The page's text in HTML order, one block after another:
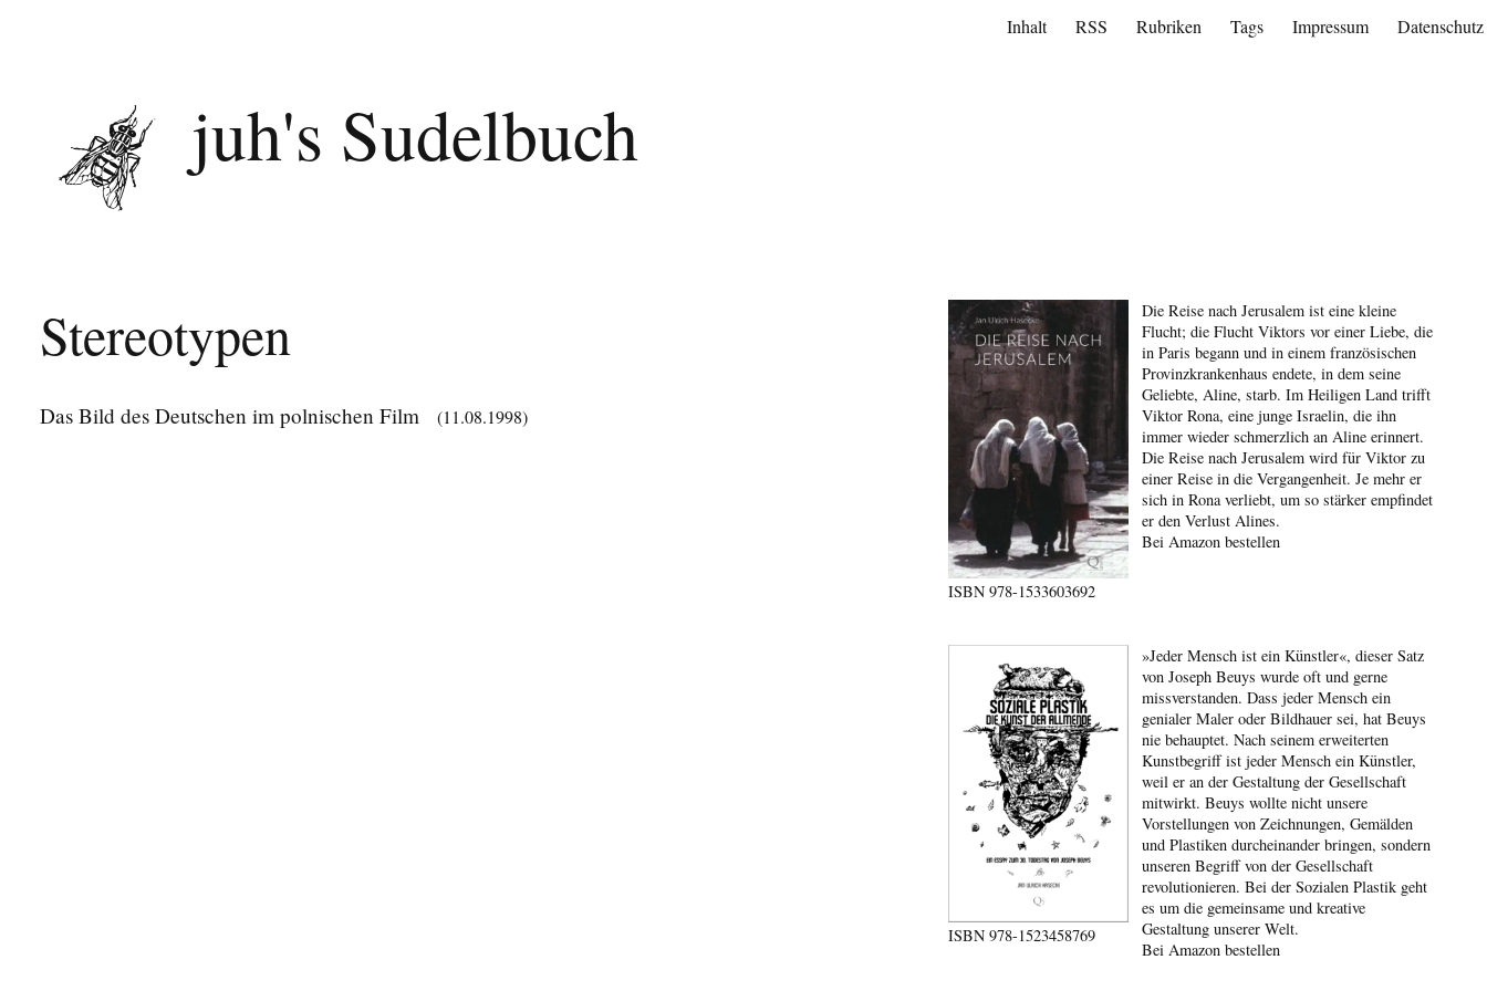
Inhalt RSS Rubriken Tags Impressum Datenschutz
juh's Sudelbuch
Stereotypen
Das Bild des Deutschen im polnischen Film (11.08.1998)
ISBN978-1533603692
Die Reise nach Jerusalem ist eine kleine
Flucht; die Flucht Viktors vor einer Liebe, die
in Paris begann und in einem französischen
Provinzkrankenhaus endete, in dem seine
Geliebte, Aline, starb. Im Heiligen Land trifft
Viktor Rona, eine junge Israelin, die ihn
immer wieder schmerzlich an Aline erinnert.
Die Reise nach Jerusalem wird für Viktor zu
einer Reise in die Vergangenheit. Je mehr er
sich in Rona verliebt, um so stärker empfindet
er den Verlust Alines.
Bei Amazon bestellen
ISBN978-1523458769
»Jeder Mensch ist ein Künstler«, dieser Satz
von Joseph Beuys wurde oft und gerne
missverstanden. Dass jeder Mensch ein
genialer Maler oder Bildhauer sei, hat Beuys
nie behauptet. Nach seinem erweiterten
Kunstbegriff ist jeder Mensch ein Künstler,
weil er an der Gestaltung der Gesellschaft
mitwirkt. Beuys wollte nicht unsere
Vorstellungen von Zeichnungen, Gemälden
und Plastiken durcheinander bringen, sondern
unseren Begriff von der Gesellschaft
revolutionieren. Bei der Sozialen Plastik geht
es um die gemeinsame und kreative
Gestaltung unserer Welt.
Bei Amazon bestellen